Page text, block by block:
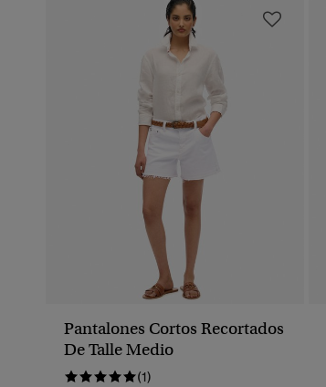
Pantalones Cortos Recortados
De Talle Medio
(1)